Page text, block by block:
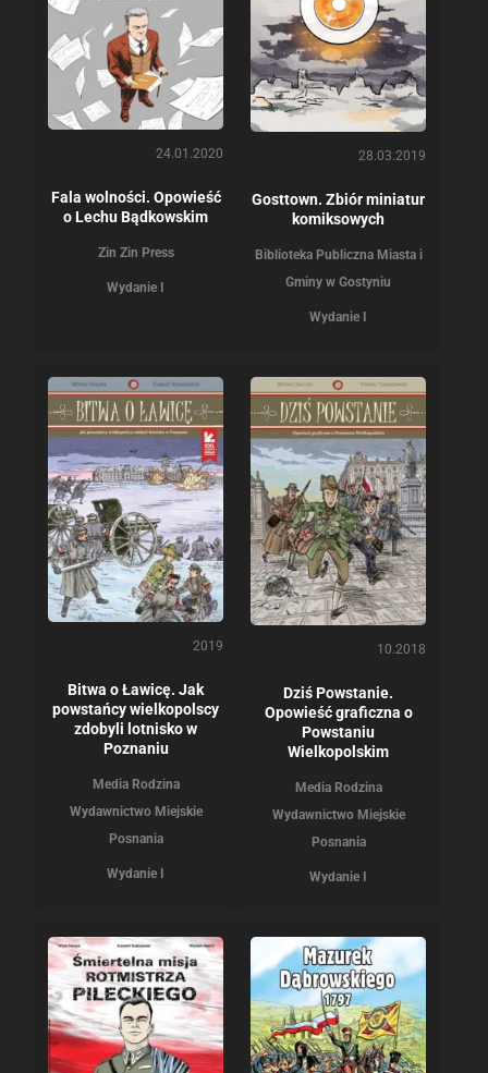
24.01.2020
Fala wolności. Opowieść
o Lechu Bądkowskim
Zin Zin Press
Wydanie I
28.03.2019
Gosttown. Zbiór miniatur
komiksowych
Biblioteka Publiczna Miasta i
Gminy w Gostyniu
Wydanie I
2019
Bitwa o Ławicę. Jak
powstańcy wielkopolscy
zdobyli lotnisko w
Poznaniu
Media Rodzina
Wydawnictwo Miejskie
Posnania
Wydanie I
10.2018
Dziś Powstanie.
Opowieść graficzna o
Powstaniu
Wielkopolskim
Media Rodzina
Wydawnictwo Miejskie
Posnania
Wydanie I